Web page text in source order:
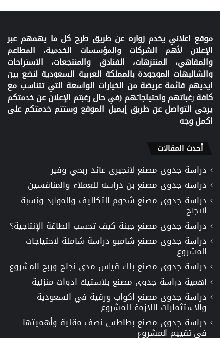
موقع اعلاني يخدم زواره عن طريق طرح كل ما يهمهم عبر
الإعلان لأهم الشركات والمؤسسات الخدمية، المطاعم
والمقاهي، المنتزهات، الفنادق والمنتجعات، الاستراحات
والشاليهات الموجودة بالمملكة العربية السعودية لنضع بين
ايديهم قائمة عريضة من الخيارات الواسعة التي تتناسب مع
كافة رغباتهم واحتياجاتهم (في حال رغبتم الإعلان عن خدمتكم
يرجى التواصل عن طريق إيميل الموقع وستتم خدمتكم على
اكمل وجه
أحدث المقالات
دراسة جدوى مصنع لانجيرى عائد ربحي وفير
دراسة جدوى مصنع بن دراسة للعملاء والمنافسين
دراسة جدوى مصنع شحوم التكاليف والموارد ونسبة
النجاح
دراسة جدوى مصنع جبنة كيف تحسب الطاقة الإنتاجية؟
دراسة جدوى مصنع شامبو دراسة شاملة لاحتياجات
المشروع
دراسة جدوى مصنع بلك قياس مدى نجاح وربح المشروع
أهمية دراسة جدوى مصنع بلاستيك ادوات منزلية
دراسة جدوى مصنع اكواب ورقية في السعودية
والاستثمارات اللازمة للمشروع
دراسة جدوى مصنع بطاطس نصف مقلية وأهميتها
في تقييم المشروع